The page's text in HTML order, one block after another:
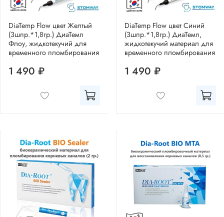
DiaTemp Flow цвет Желтый
(3шпр.*1,8гр.) ДиаТемп
Флоу, жидкотекучий для
временного пломбирования
1 490 ₽
DiaTemp Flow цвет Синий
(3шпр.*1,8гр.) ДиаТемп,
жидкотекучий материал для
временного пломбирования
1 490 ₽